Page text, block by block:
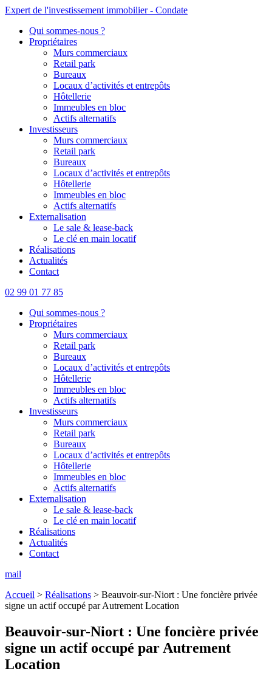
Expert de l'investissement immobilier - Condate
Qui sommes-nous ?
Propriétaires
Murs commerciaux
Retail park
Bureaux
Locaux d’activités et entrepôts
Hôtellerie
Immeubles en bloc
Actifs alternatifs
Investisseurs
Murs commerciaux
Retail park
Bureaux
Locaux d’activités et entrepôts
Hôtellerie
Immeubles en bloc
Actifs alternatifs
Externalisation
Le sale & lease-back
Le clé en main locatif
Réalisations
Actualités
Contact
02 99 01 77 85
Qui sommes-nous ?
Propriétaires
Murs commerciaux
Retail park
Bureaux
Locaux d’activités et entrepôts
Hôtellerie
Immeubles en bloc
Actifs alternatifs
Investisseurs
Murs commerciaux
Retail park
Bureaux
Locaux d’activités et entrepôts
Hôtellerie
Immeubles en bloc
Actifs alternatifs
Externalisation
Le sale & lease-back
Le clé en main locatif
Réalisations
Actualités
Contact
mail
Accueil > Réalisations > Beauvoir-sur-Niort : Une foncière privée
signe un actif occupé par Autrement Location
Beauvoir-sur-Niort : Une foncière privée
signe un actif occupé par Autrement
Location